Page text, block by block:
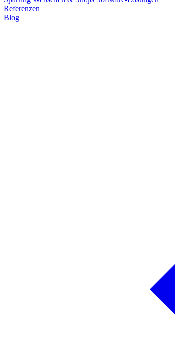
Referenzen
Blog